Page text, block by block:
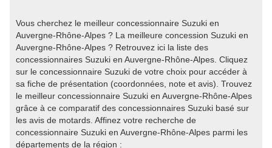
Vous cherchez le meilleur concessionnaire Suzuki en
Auvergne-Rhône-Alpes ? La meilleure concession Suzuki en
Auvergne-Rhône-Alpes ? Retrouvez ici la liste des
concessionnaires Suzuki en Auvergne-Rhône-Alpes. Cliquez
sur le concessionnaire Suzuki de votre choix pour accéder à
sa fiche de présentation (coordonnées, note et avis). Trouvez
le meilleur concessionnaire Suzuki en Auvergne-Rhône-Alpes
grâce à ce comparatif des concessionnaires Suzuki basé sur
les avis de motards. Affinez votre recherche de
concessionnaire Suzuki en Auvergne-Rhône-Alpes parmi les
départements de la région :